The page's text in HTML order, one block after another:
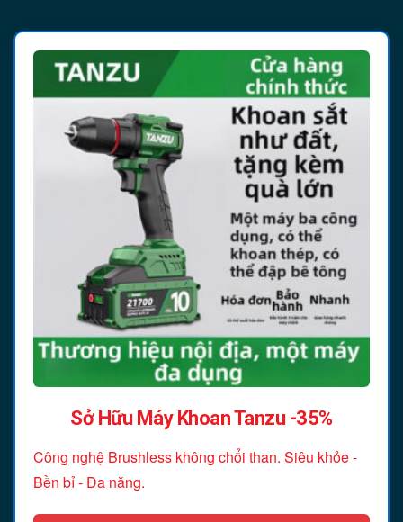
Sở Hữu Máy Khoan Tanzu -35%
Công nghệ Brushless không chổi than. Siêu khỏe -
Bền bỉ - Đa năng.